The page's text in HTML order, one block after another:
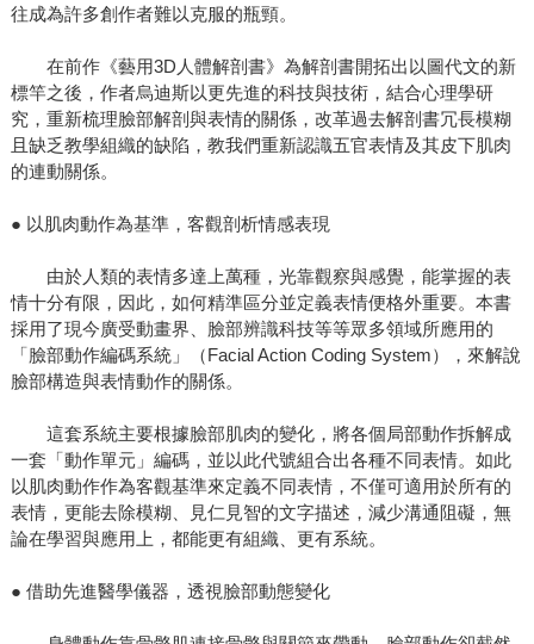
往成為許多創作者難以克服的瓶頸。
在前作《藝用3D人體解剖書》為解剖書開拓出以圖代文的新
標竿之後，作者烏迪斯以更先進的科技與技術，結合心理學研
究，重新梳理臉部解剖與表情的關係，改革過去解剖書冗長模糊
且缺乏教學組織的缺陷，教我們重新認識五官表情及其皮下肌肉
的連動關係。
● 以肌肉動作為基準，客觀剖析情感表現
由於人類的表情多達上萬種，光靠觀察與感覺，能掌握的表
情十分有限，因此，如何精準區分並定義表情便格外重要。本書
採用了現今廣受動畫界、臉部辨識科技等等眾多領域所應用的
「臉部動作編碼系統」（Facial Action Coding System），來解說
臉部構造與表情動作的關係。
這套系統主要根據臉部肌肉的變化，將各個局部動作拆解成
一套「動作單元」編碼，並以此代號組合出各種不同表情。如此
以肌肉動作作為客觀基準來定義不同表情，不僅可適用於所有的
表情，更能去除模糊、見仁見智的文字描述，減少溝通阻礙，無
論在學習與應用上，都能更有組織、更有系統。
● 借助先進醫學儀器，透視臉部動態變化